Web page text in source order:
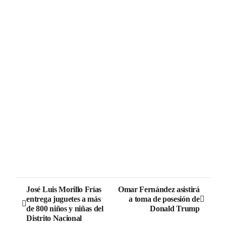
José Luis Morillo Frías
entrega juguetes a más
de 800 niños y niñas del
Distrito Nacional
Omar Fernández asistirá
a toma de posesión de
Donald Trump